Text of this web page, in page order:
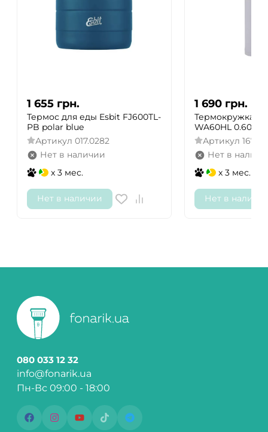
1 655 грн.
Термос для еды Esbit FJ600TL-
PB polar blue
Артикул 017.0282
Нет в наличии
x 3 мес.
Нет в наличии
1 690 грн.
Термокружка
WA60HL 0.60 л
Артикул
Нет в
x 3 мес.
Нет в
080 033 12 32
info@fonarik.ua
Пн-Вс 09:00 - 18:00